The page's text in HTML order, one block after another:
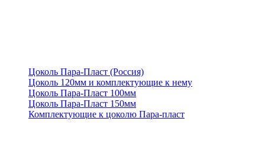
Цоколь Пара-Пласт (Россия)
Цоколь 120мм и комплектующие к нему
Цоколь Пара-Пласт 100мм
Цоколь Пара-Пласт 150мм
Комплектующие к цоколю Пара-пласт